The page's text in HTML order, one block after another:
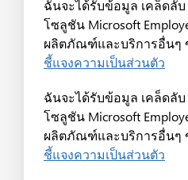
ฉันจะได้รับข้อมูล เคล็ดลับ
โซลูชัน Microsoft
ผลิตภัณฑ์และบริการอื่นๆ
ชี้แจงความเป็นส่วนตัว
ฉันจะได้รับข้อมูล เคล็ดลับ
โซลูชัน Microsoft
ผลิตภัณฑ์และบริการอื่นๆ
ชี้แจงความเป็นส่วนตัว